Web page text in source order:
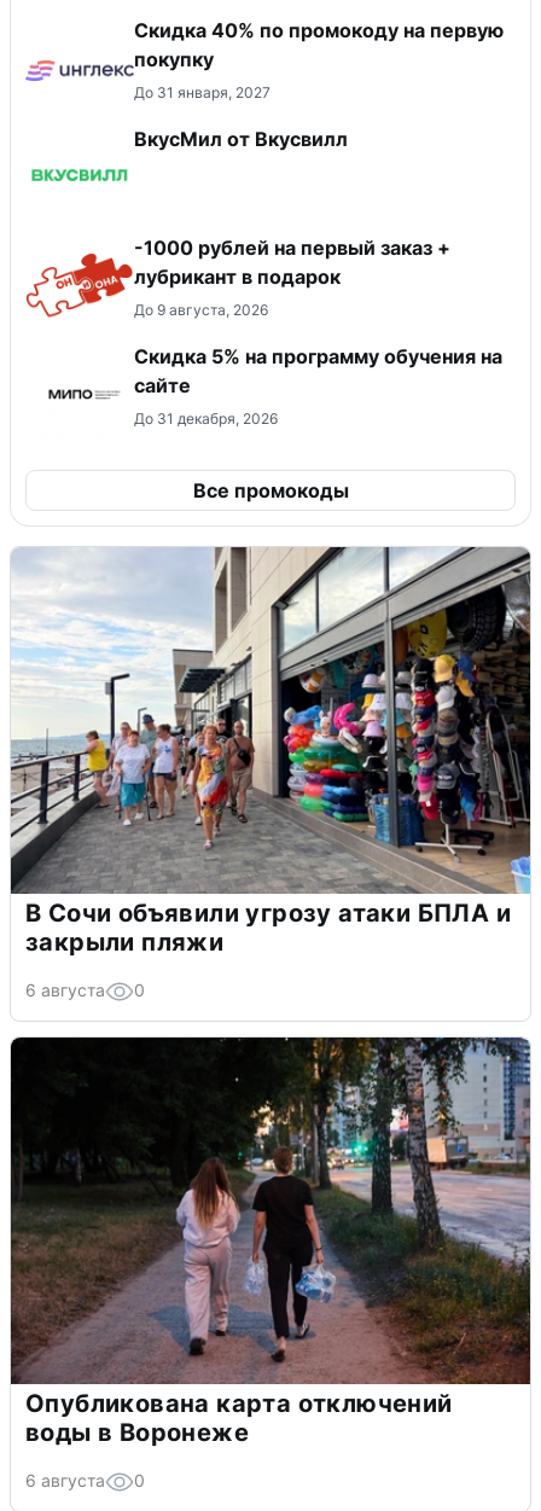
Скидка 40% по промокоду на первую
покупку
До 31 января, 2027
ВкусМил от Вкусвилл
-1000 рублей на первый заказ +
лубрикант в подарок
До 9 августа, 2026
Скидка 5% на программу обучения на
сайте
До 31 декабря, 2026
Все промокоды
В Сочи объявили угрозу атаки БПЛА и
закрыли пляжи
6 августа 0
Опубликована карта отключений
воды в Воронеже
6 августа 0